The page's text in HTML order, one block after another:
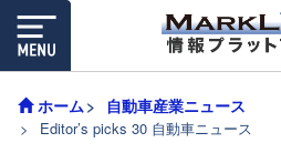
ホーム 自動車産業ニュース
Editor’s picks 30 自動車ニュース